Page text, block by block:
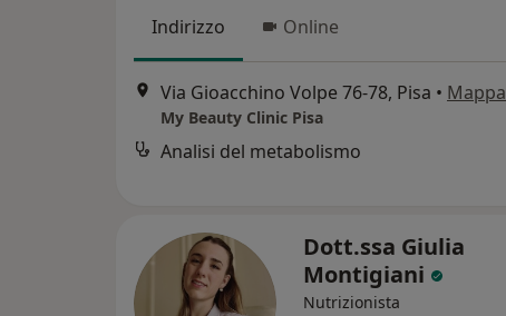
Indirizzo Online
Via Gioacchino Volpe 76-78, Pisa • Mappa
My Beauty Clinic Pisa
Analisi del metabolismo
Dott.ssa Giulia
Montigiani
Nutrizionista